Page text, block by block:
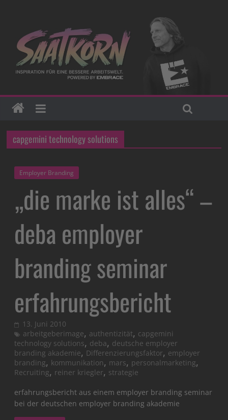
capgemini technology solutions
Employer Branding
„die marke ist alles“ –
deba employer
branding seminar
erfahrungsbericht
13. Juni 2010
arbeitgeberimage, authentizität, capgemini
technology solutions, deba, deutsche employer
branding akademie, Differenzierungsfaktor, employer
branding, kommunikation, mars, personalmarketing,
Recruiting, reiner kriegler, strategie
erfahrungsbericht aus einem employer branding seminar
bei der deutschen employer branding akademie